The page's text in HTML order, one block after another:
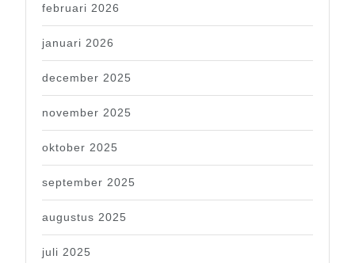
februari 2026
januari 2026
december 2025
november 2025
oktober 2025
september 2025
augustus 2025
juli 2025